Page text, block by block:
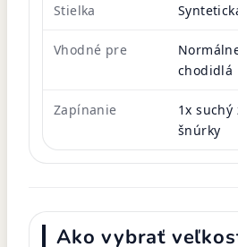
Stielka
Vhodné pre
chodidlá
Zapínanie
1x
šnúrky
Ako vybrať